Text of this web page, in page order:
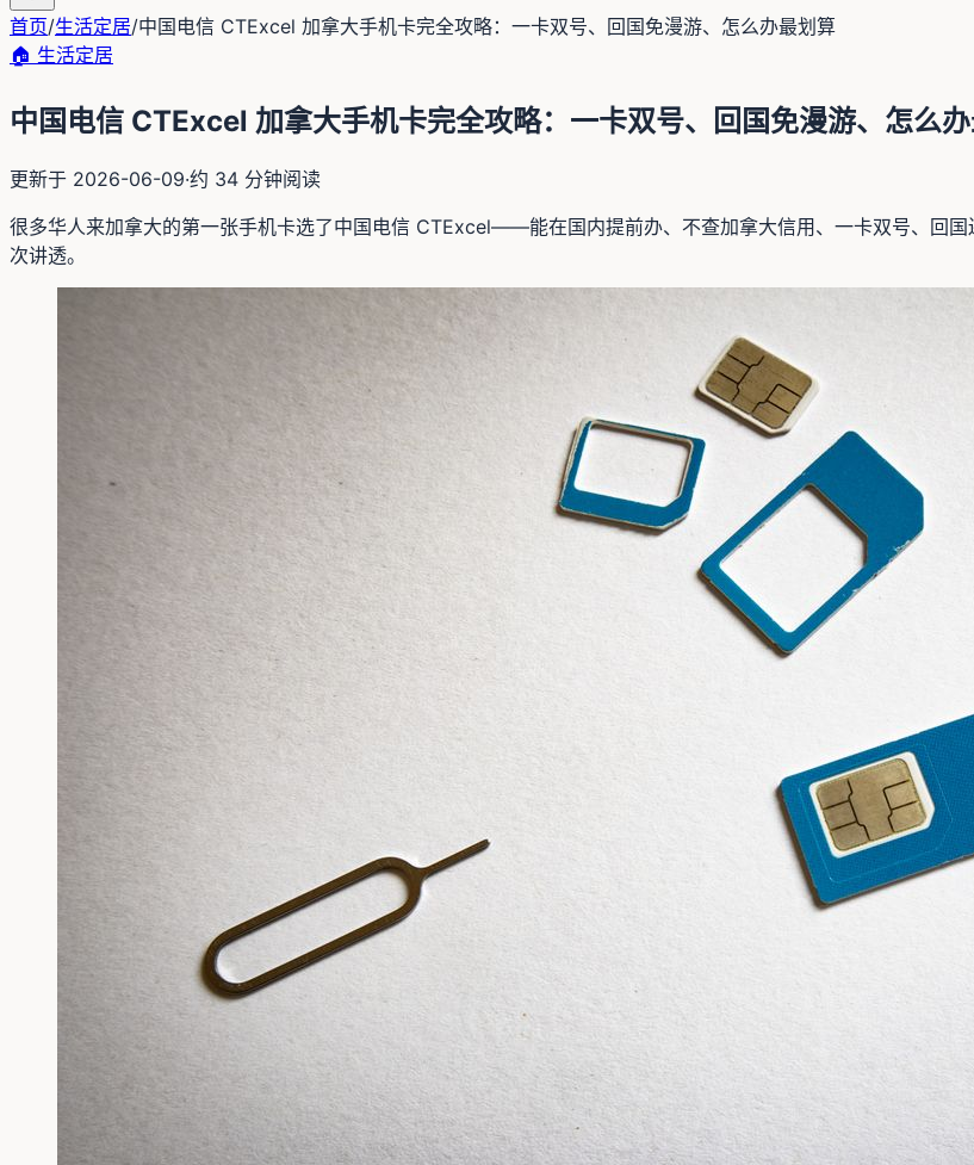
首页/生活定居/中国电信 CTExcel 加拿大手机卡完全攻略：一卡双号、回国免漫游、怎么办最划算
🏠 生活定居
中国电信 CTExcel 加拿大手机卡完全攻略：一卡双号、回国免漫游、怎么
更新于 2026-06-09·约 34 分钟阅读
很多华人来加拿大的第一张手机卡选了中国电信 CTExcel——能在国内提前办、不查加拿大信用、一卡双号、回
次讲透。